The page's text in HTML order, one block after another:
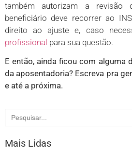
também autorizam a revisão
beneficiário deve recorrer ao
direito ao ajuste e, caso
profissional para sua questão.
E então, ainda ficou com alguma
da aposentadoria? Escreva pra
e até a próxima.
Search
for:
Mais Lidas